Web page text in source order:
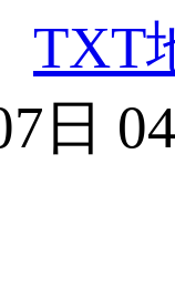
TXT
日